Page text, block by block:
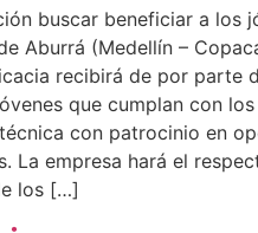
buscar beneficiar a los
Aburrá (Medellín –
recibirá de por parte
que cumplan con
con patrocinio en
La empresa hará el
los […]